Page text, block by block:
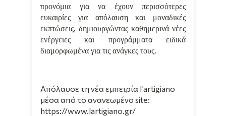
προνόμια για να έχουν περισσότερες
ευκαιρίες για απόλαυση και μοναδικές
εκπτώσεις, δημιουργώντας καθημερινά νέες
ενέργειες και προγράμματα ειδικά
διαμορφωμένα για τις ανάγκες τους.
Απόλαυσε τη νέα εμπειρία l’artigiano
μέσα από το ανανεωμένο site:
https://www.lartigiano.gr/